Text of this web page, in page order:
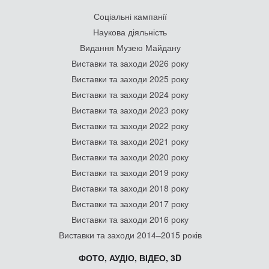
Соціальні кампанії
Наукова діяльність
Видання Музею Майдану
Виставки та заходи 2026 року
Виставки та заходи 2025 року
Виставки та заходи 2024 року
Виставки та заходи 2023 року
Виставки та заходи 2022 року
Виставки та заходи 2021 року
Виставки та заходи 2020 року
Виставки та заходи 2019 року
Виставки та заходи 2018 року
Виставки та заходи 2017 року
Виставки та заходи 2016 року
Виставки та заходи 2014–2015 років
ФОТО, АУДІО, ВІДЕО, 3D